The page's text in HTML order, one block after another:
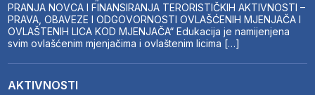
PRANJA NOVCA I FINANSIRANJA TERORISTIČKIH AKTIVNOSTI –
PRAVA, OBAVEZE I ODGOVORNOSTI OVLAŠĆENIH MJENJAČA I
OVLAŠTENIH LICA KOD MJENJAČA“ Edukacija je namijenjena
svim ovlašćenim mjenjačima i ovlaštenim licima […]
AKTIVNOSTI